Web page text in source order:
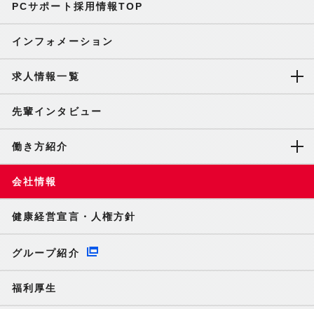
PCサポート採用情報TOP
インフォメーション
求人情報一覧
先輩インタビュー
働き方紹介
会社情報
健康経営宣言・人権方針
グループ紹介
福利厚生